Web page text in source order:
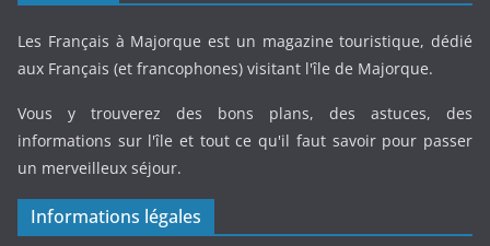
Les Français à Majorque est un magazine touristique, dédié
aux Français (et francophones) visitant l'île de Majorque.
Vous y trouverez des bons plans, des astuces, des
informations sur l'île et tout ce qu'il faut savoir pour passer
un merveilleux séjour.
Informations légales